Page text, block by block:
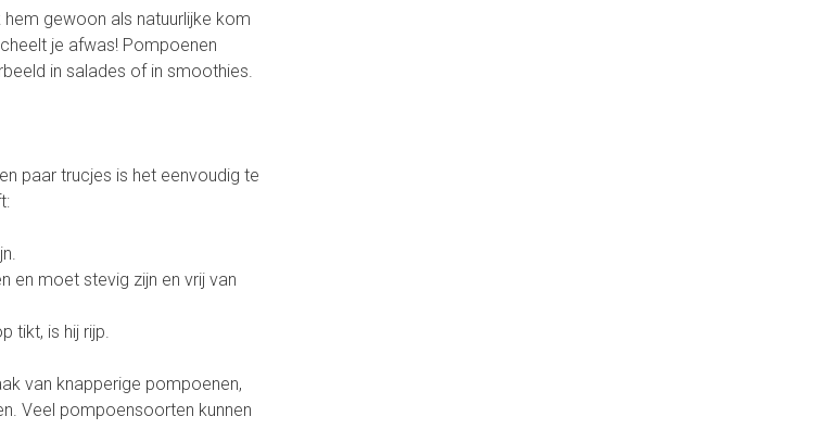
gewoon als natuurlijke kom
je afwas! Pompoenen
in salades of in smoothies.
paar trucjes is het eenvoudig te
en moet stevig zijn en vrij van
tikt, is hij rijp.
van knapperige pompoenen,
Veel pompoensoorten kunnen